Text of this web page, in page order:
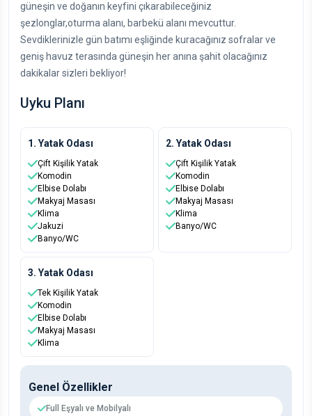
güneşin ve doğanın keyfini çıkarabileceğiniz
şezlonglar,oturma alanı, barbekü alanı mevcuttur.
Sevdiklerinizle gün batımı eşliğinde kuracağınız sofralar ve
geniş havuz terasında güneşin her anına şahit olacağınız
dakikalar sizleri bekliyor!
Uyku Planı
1. Yatak Odası
Çift Kişilik Yatak
Komodin
Elbise Dolabı
Makyaj Masası
Klima
Jakuzi
Banyo/WC
2. Yatak Odası
Çift Kişilik Yatak
Komodin
Elbise Dolabı
Makyaj Masası
Klima
Banyo/WC
3. Yatak Odası
Tek Kişilik Yatak
Komodin
Elbise Dolabı
Makyaj Masası
Klima
Genel Özellikler
Full Eşyalı ve Mobilyalı